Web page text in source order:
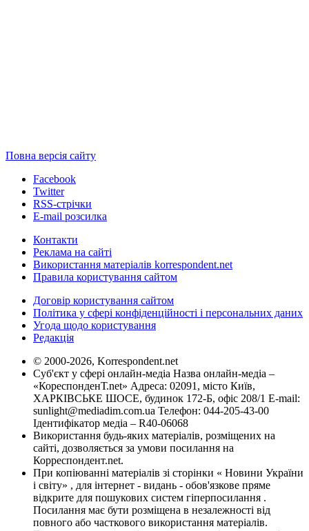
Повна версія сайту
Facebook
Twitter
RSS-стрічки
E-mail розсилка
Контакти
Реклама на сайті
Використання матеріалів korrespondent.net
Правила користування сайтом
Договір користування сайтом
Політика у сфері конфіденційності і персональних даних
Угода щодо користування
Редакція
© 2000-2026, Korrespondent.net
Суб'єкт у сфері онлайн-медіа Назва онлайн-медіа –
«КореспонденТ.net» Адреса: 02091, місто Київ,
ХАРКІВСЬКЕ ШОСЕ, будинок 172-Б, офіс 208/1 E-mail:
sunlight@mediadim.com.ua Телефон: 044-205-43-00
Ідентифікатор медіа – R40-06068
Використання будь-яких матеріалів, розміщених на
сайті, дозволяється за умови посилання на
Корреспондент.net.
При копіюванні матеріалів зі сторінки « Новини України
і світу» , для інтернет - видань - обов'язкове пряме
відкрите для пошукових систем гіперпосилання .
Посилання має бути розміщена в незалежності від
повного або часткового використання матеріалів.